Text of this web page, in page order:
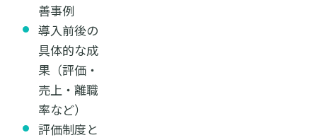
善事例
導入前後の
具体的な成
果（評価・
売上・離職
率など）
評価制度と